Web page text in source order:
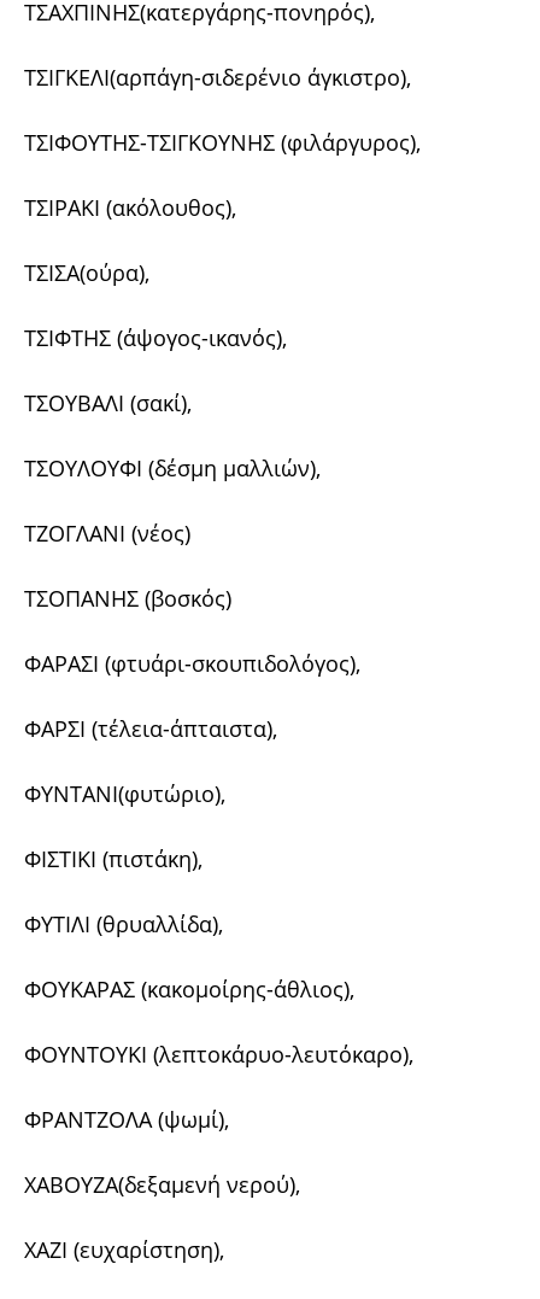
ΤΣΑΧΠΙΝΗΣ(κατεργάρης-πονηρός),
ΤΣΙΓΚΕΛΙ(αρπάγη-σιδερένιο άγκιστρο),
ΤΣΙΦΟΥΤΗΣ-ΤΣΙΓΚΟΥΝΗΣ (φιλάργυρος),
ΤΣΙΡΑΚΙ (ακόλουθος),
ΤΣΙΣΑ(ούρα),
ΤΣΙΦΤΗΣ (άψογος-ικανός),
ΤΣΟΥΒΑΛΙ (σακί),
ΤΣΟΥΛΟΥΦΙ (δέσμη μαλλιών),
ΤΖΟΓΛΑΝΙ (νέος)
ΤΣΟΠΑΝΗΣ (βοσκός)
ΦΑΡΑΣΙ (φτυάρι-σκουπιδολόγος),
ΦΑΡΣΙ (τέλεια-άπταιστα),
ΦΥΝΤΑΝΙ(φυτώριο),
ΦΙΣΤΙΚΙ (πιστάκη),
ΦΥΤΙΛΙ (θρυαλλίδα),
ΦΟΥΚΑΡΑΣ (κακομοίρης-άθλιος),
ΦΟΥΝΤΟΥΚΙ (λεπτοκάρυο-λευτόκαρο),
ΦΡΑΝΤΖΟΛΑ (ψωμί),
XABOYZA(δεξαμενή νερού),
ΧΑΖΙ (ευχαρίστηση),